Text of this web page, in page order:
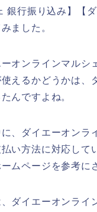
銀行振り込み】【
ました。
オンラインマルシ
えるかどうかは、
んですよね。
、ダイエーオンラ
い方法に対応して
ムページを参考に
ダイエーオンライ